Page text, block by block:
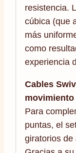
resistencia.
cúbica (que
más
como
experiencia
Cables
movimiento
Para
puntas, el
giratorios de